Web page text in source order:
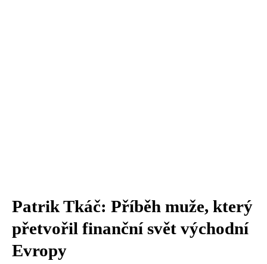
Patrik Tkáč: Příběh muže, který
přetvořil finanční svět východní
Evropy